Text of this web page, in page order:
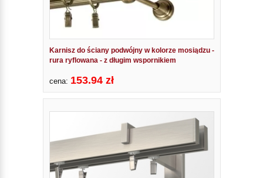
Karnisz do ściany podwójny w kolorze mosiądzu -
rura ryflowana - z długim wspornikiem
cena: 153.94 zł